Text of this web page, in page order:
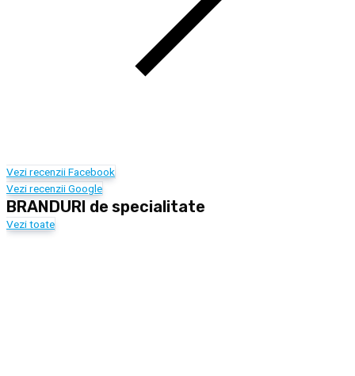
Vezi recenzii Facebook
Vezi recenzii Google
BRANDURI de specialitate
Vezi toate